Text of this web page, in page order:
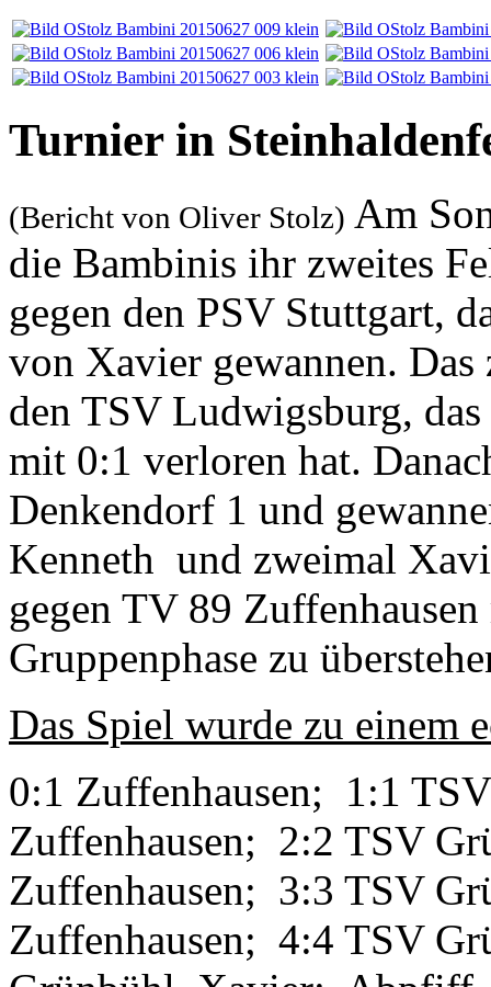
Turnier in
(Bericht von Oliver Stolz) Am
die Bambinis ihr zweites
gegen den PSV Stuttgart,
von Xavier gewannen.
den TSV Ludwigsburg,
mit 0:1 verloren hat.
Denkendorf 1 und
Kenneth und zweimal
gegen TV 89
Gruppenphase zu
Das Spiel wurde zu einem
0:1 Zuffenhausen; 1:1
Zuffenhausen; 2:2 TSV
Zuffenhausen; 3:3 TSV
Zuffenhausen; 4:4 TSV